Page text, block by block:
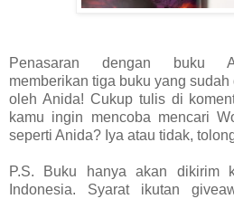
Penasaran dengan buku
memberikan tiga buku yang
oleh Anida! Cukup tulis di
kamu ingin mencoba mencari
seperti Anida? Iya atau tidak,
P.S. Buku hanya akan dikirim
Indonesia. Syarat ikutan